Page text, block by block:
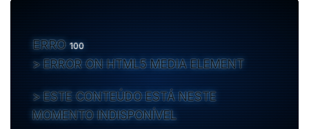
ERRO100
ERROR ON HTML5 MEDIA ELEMENT
ESTE CONTEÚDO ESTÁ NESTE
MOMENTO INDISPONÍVEL